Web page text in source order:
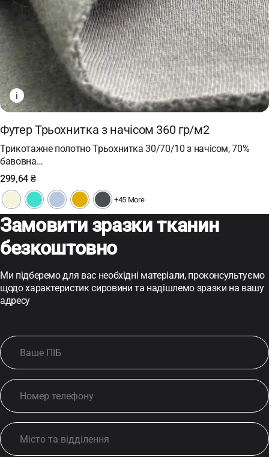
i
Футер Трьохнитка з начісом 360 гр/м2
Трикотажне полотно Трьохнитка 30/70/10 з начісом, 70%
бавовна…
299,64 ₴
+45 More
Замовити зразки тканин
безкоштовно
Ми підберемо для вас необхідні матеріали, проконсультуємо
щодо характеристик сировини та надішлемо зразки на вашу
адресу